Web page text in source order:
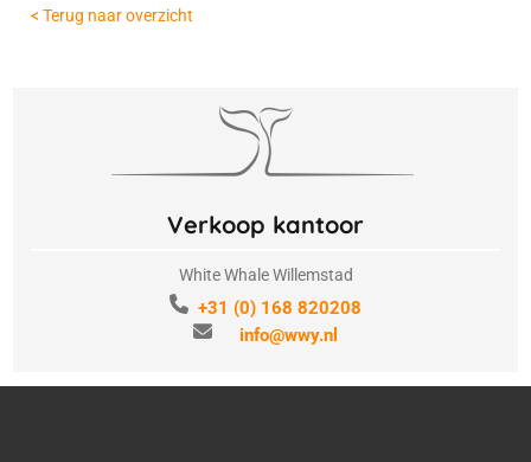
< Terug naar overzicht
Verkoop kantoor
White Whale Willemstad
+31 (0) 168 820208
info@wwy.nl